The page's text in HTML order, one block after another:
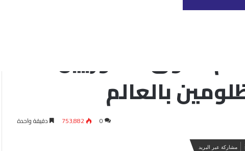
والمظلومين بالعالم
حقوق السوريين
بالعالم
0 753٬882 دقيقة واحدة
مشاركة عبر البريد